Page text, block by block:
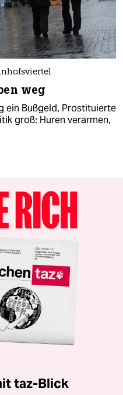
weg
ein Bußgeld, Prostituierte
groß: Huren verarmen,
taz-Blick